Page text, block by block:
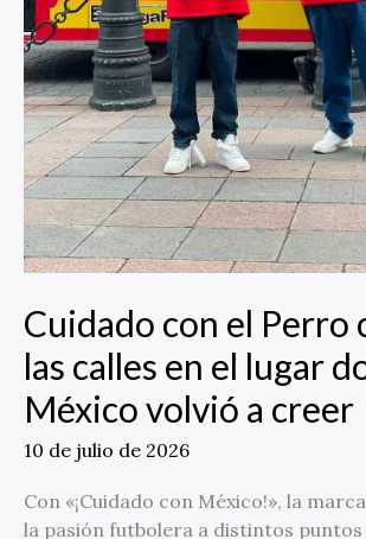
Cuidado con el
las calles en el lugar
México volvió a creer
10 de julio de 2026
Con «¡Cuidado con México!», la
la pasión futbolera a distintos puntos
a
creer